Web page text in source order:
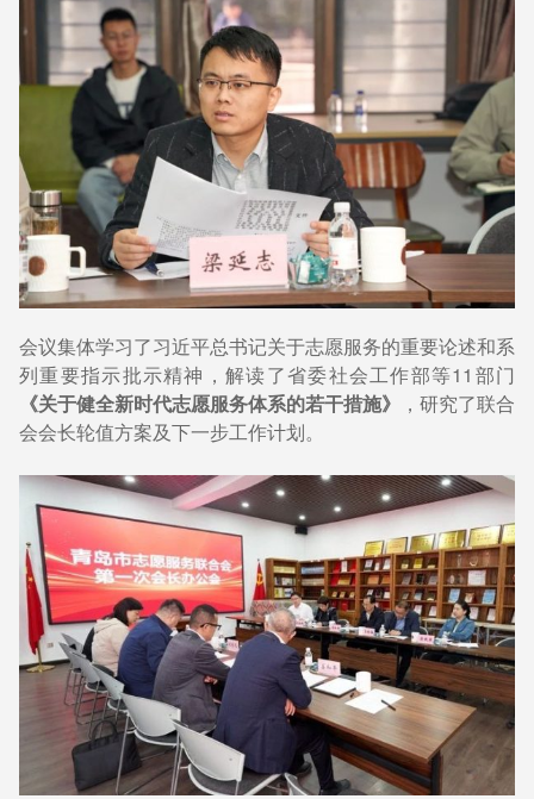
会议集体学习了习近平总书记关于志愿服务的重要论述和系
列重要指示批示精神，解读了省委社会工作部等11部门
《关于健全新时代志愿服务体系的若干措施》
，研究了联合
会会长轮值方案及下一步工作计划。